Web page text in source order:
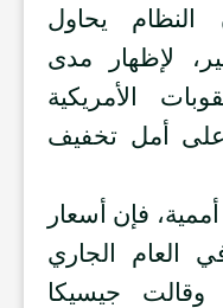
النظام يحاول
لإظهار مدى
الأمريكية
على أمل تخفيف
فإن أسعار
العام الجاري
وقالت جيسيكا